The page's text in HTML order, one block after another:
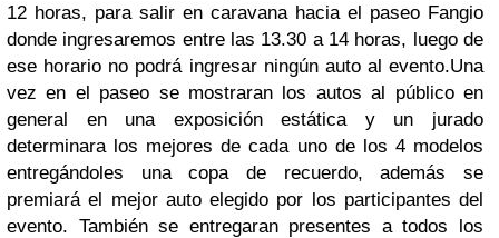
12 horas, para salir en caravana hacia el paseo Fangio
donde ingresaremos entre las 13.30 a 14 horas, luego de
ese horario no podrá ingresar ningún auto al evento.Una
vez en el paseo se mostraran los autos al público en
general en una exposición estática y un jurado
determinara los mejores de cada uno de los 4 modelos
entregándoles una copa de recuerdo, además se
premiará el mejor auto elegido por los participantes del
evento. También se entregaran presentes a todos los